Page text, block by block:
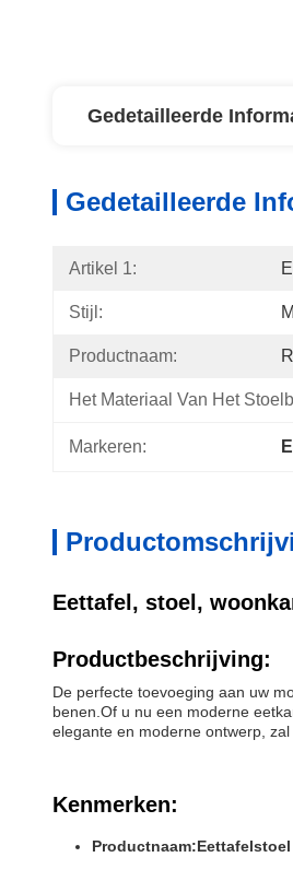
Gedetailleerde
Gedetailleerde
Artikel 1:
Stijl:
Productnaam:
Het Materiaal Van Het
Markeren:
Eettafel, stoel,
Productbeschrijving:
De perfecte toevoeging aan uw
benen.Of u nu een moderne
elegante en moderne ontwerp,
Kenmerken:
Productnaam: